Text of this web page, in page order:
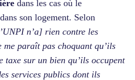
dans les cas où le
son logement. Selon
n’a] rien contre les
me paraît pas choquant qu’ils
taxe sur un bien qu’ils occupent
services publics dont ils